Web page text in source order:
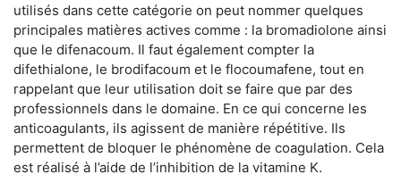
utilisés dans cette catégorie on peut nommer quelques
principales matières actives comme : la bromadiolone ainsi
que le difenacoum. Il faut également compter la
difethialone, le brodifacoum et le flocoumafene, tout en
rappelant que leur utilisation doit se faire que par des
professionnels dans le domaine. En ce qui concerne les
anticoagulants, ils agissent de manière répétitive. Ils
permettent de bloquer le phénomène de coagulation. Cela
est réalisé à l’aide de l’inhibition de la vitamine K.